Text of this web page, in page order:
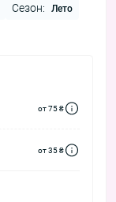
Сезон: Лето
от 75 ₴
от 35 ₴